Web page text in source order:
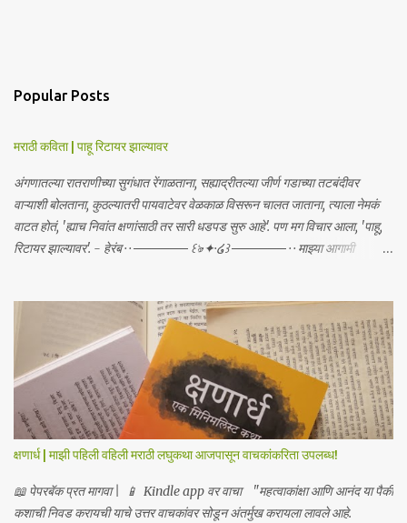
Popular Posts
मराठी कविता | पाहू रिटायर झाल्यावर
अंगणातल्या रातराणीच्या सुगंधात रेंगाळताना, सह्याद्रीतल्या जीर्ण गडाच्या तटबंदीवर
वाऱ्याशी बोलताना, कुठल्यातरी पायवाटेवर वेळकाळ विसरून चालत जाताना, त्याला नेमकं
वाटत होतं, 'ह्याच निवांत क्षणांसाठी तर सारी धडपड सुरु आहे'. पण मग विचार आला, 'पाहू,
रिटायर झाल्यावर'. - हेरंब · · ────── ꒰ঌ·✦·໒꒱ ────── · · माझ्या आगामी
क्षणार्ध | माझी पहिली वहिली मराठी लघुकथा आजपासून वाचकांकरिता उपलब्ध!
📖 पेपरबॅक प्रत मागवा | 📱 Kindle app वर वाचा "महत्वाकांक्षा आणि आनंद या पैकी
कशाची निवड करायची याचे उत्तर वाचकांवर सोडून अंतर्मुख करायला लावले आहे.